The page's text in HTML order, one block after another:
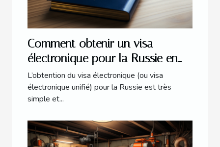
Comment obtenir un visa
électronique pour la Russie en
2021 ?
L’obtention du visa électronique (ou visa
électronique unifié) pour la Russie est très
simple et...